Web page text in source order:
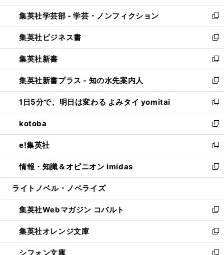
開
く
ウ
で
開
く
ン
ド
ウ
で
開
く
ウ
ィ
ン
ド
ウ
で
開
く
集英社学芸部 - 学芸・ノンフィクション
新
し
い
ウ
ィ
ン
ド
ウ
で
開
く
集英社ビジネス書
新
し
い
ウ
ィ
ン
ド
ウ
で
開
く
集英社新書
新
し
い
ウ
ィ
ン
ド
ウ
で
開
く
集英社新書プラス - 知の水先案内人
新
し
い
ウ
ィ
ン
ド
ウ
で
開
1日5分で、明日は変わる よみタイ yomitai
新
し
い
ウ
ィ
ン
ド
ウ
開
く
kotoba
新
し
い
ウ
ィ
ン
ウ
で
開
く
e!集英社
新
し
い
ウ
ン
ド
ウ
で
開
く
情報・知識＆オピニオン imidas
新
し
ウ
ィ
ン
ド
ウ
で
ライトノベル・ノベライズ
集英社Webマガジン コバルト
新
し
い
ウ
集英社オレンジ文庫
新
し
シフォン文庫